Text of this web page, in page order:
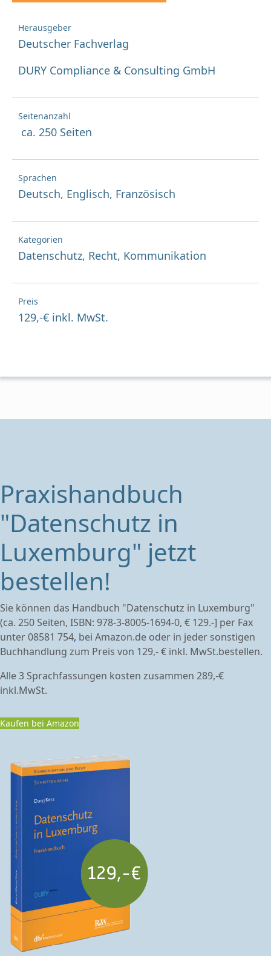
Herausgeber
Deutscher Fachverlag
DURY Compliance & Consulting GmbH
Seitenanzahl
ca. 250 Seiten
Sprachen
Deutsch, Englisch, Französisch
Kategorien
Datenschutz, Recht, Kommunikation
Preis
129,-€ inkl. MwSt.
Praxishandbuch
"Datenschutz in
Luxemburg" jetzt
bestellen!
Sie können das Handbuch "Datenschutz in Luxemburg"
(ca. 250 Seiten, ISBN: 978-3-8005-1694-0, € 129.-] per Fax
unter 08581 754, bei Amazon.de oder in jeder sonstigen
Buchhandlung zum Preis von 129,- € inkl. MwSt.bestellen.
Alle 3 Sprachfassungen kosten zusammen 289,-€
inkl.MwSt.
Kaufen bei Amazon